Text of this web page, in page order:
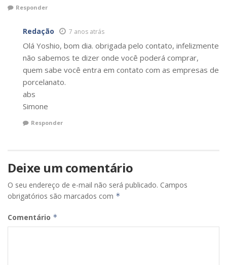
Responder
Redação 7 anos atrás
Olá Yoshio, bom dia. obrigada pelo contato, infelizmente
não sabemos te dizer onde você poderá comprar,
quem sabe você entra em contato com as empresas de
porcelanato.
abs
Simone
Responder
Deixe um comentário
O seu endereço de e-mail não será publicado. Campos
obrigatórios são marcados com *
Comentário *